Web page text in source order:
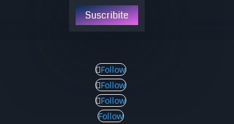
Suscribite
Follow
Follow
Follow
Follow